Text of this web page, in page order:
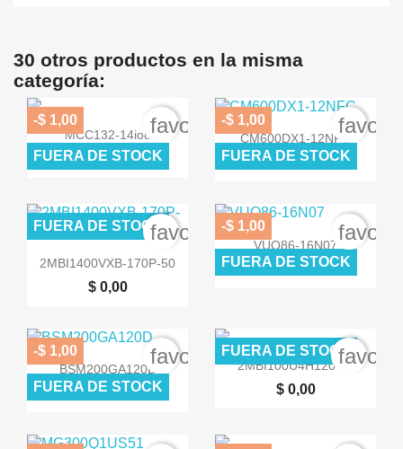
30 otros productos en la misma
categoría:
 Vista rápida
MCC132-14io8
$ 0,00 $ 0,00
-$ 1,00
FUERA DE STOCK
favorite_border
 Vista rápida
CM600DX1-12NFC
$ 0,00 $ 0,00
-$ 1,00
FUERA DE STOCK
 Vista rápida
2MBI1400VXB-170P-50
$ 0,00
FUERA DE STOCKfavorite_border
 Vista rápida
VUO86-16N07
$ 0,00 $ 0,00
-$ 1,00
FUERA DE STOCK
 Vista rápida
BSM200GA120D
$ 0,00 $ 0,00
-$ 1,00
FUERA DE STOCK
favorite_border
 Vista rápida
2MBI100U4H120-50
$ 0,00
FUERA DE STOCK